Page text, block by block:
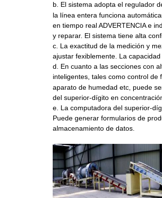
b. El sistema adopta el regulador
la línea entera funciona
en tiempo real ADVERTENCIA e
y reparar. El sistema tiene alta
c. La exactitud de la medición y
ajustar fexiblemente. La
d. En cuanto a las secciones con
inteligentes, tales como control de
aparato de humedad etc, puede
del superior-dígito en
e. La computadora del superior-
Puede generar formularios de
almacenamiento de datos.